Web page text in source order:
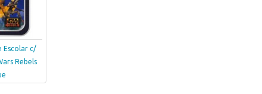
Escolar c/
Rebels